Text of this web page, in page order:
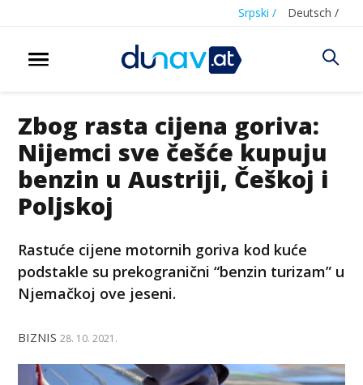
Srpski / Deutsch /
Zbog rasta cijena goriva:
Nijemci sve češće kupuju
benzin u Austriji, Češkoj i
Poljskoj
Rastuće cijene motornih goriva kod kuće
podstakle su prekogranični “benzin turizam” u
Njemačkoj ove jeseni.
BIZNIS 28. 10. 2021.